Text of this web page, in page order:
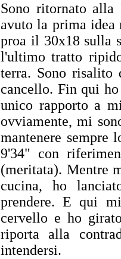
Sono ritornato
avuto la prima idea
proa il 30x18 sulla
l'ultimo tratto
terra. Sono risalito
cancello. Fin qui ho
unico rapporto a
ovviamente, mi
mantenere sempre
9'34" con
(meritata). Mentre
cucina, ho
prendere. E qui
cervello e ho
riporta alla
intendersi.